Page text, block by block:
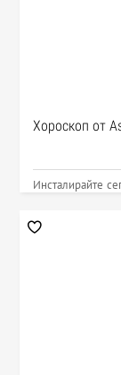
Хороскоп от
Инсталирайте